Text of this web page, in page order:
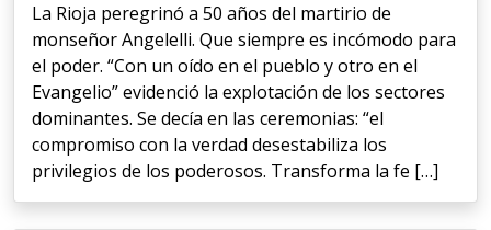
La Rioja peregrinó a 50 años del martirio de
monseñor Angelelli. Que siempre es incómodo para
el poder. “Con un oído en el pueblo y otro en el
Evangelio” evidenció la explotación de los sectores
dominantes. Se decía en las ceremonias: “el
compromiso con la verdad desestabiliza los
privilegios de los poderosos. Transforma la fe […]